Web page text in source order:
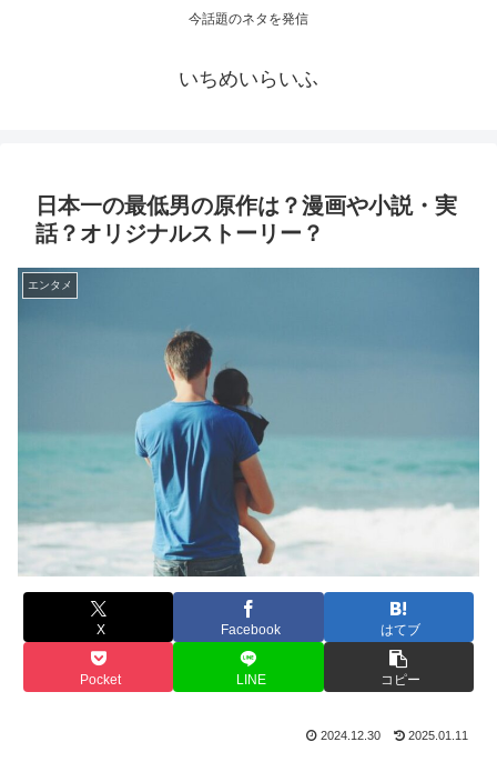
今話題のネタを発信
いちめいらいふ
日本一の最低男の原作は？漫画や小説・実
話？オリジナルストーリー？
エンタメ
X Facebook はてブ
Pocket LINE コピー
2024.12.30 2025.01.11